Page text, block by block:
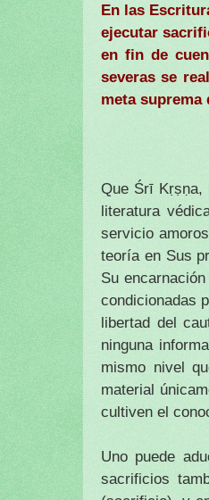
En las
ejecutar
en fin de
severas se
meta suprema
Que Śrī Kṛṣṇa,
literatura
servicio
teoría en Sus
Su
condicionadas
libertad del
ninguna
mismo nivel
material
cultiven el
Uno puede
sacrificios